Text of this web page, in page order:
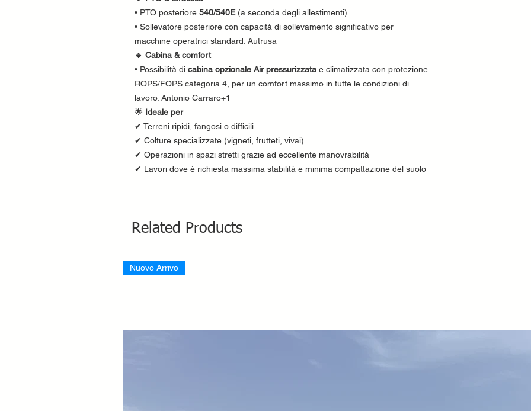
• PTO posteriore 540/540E(a seconda degli allestimenti).
• Sollevatore posteriore con capacità di sollevamento significativo per
macchine operatrici standard. Autrusa
🔹 Cabina & comfort
• Possibilità di cabina opzionale Air pressurizzata e climatizzata con protezione
ROPS/FOPS categoria 4, per un comfort massimo in tutte le condizioni di
lavoro. Antonio Carraro+1
🌟 Ideale per
✔ Terreni ripidi, fangosi o difficili
✔ Colture specializzate (vigneti, frutteti, vivai)
✔ Operazioni in spazi stretti grazie ad eccellente manovrabilità
✔ Lavori dove è richiesta massima stabilità e minima compattazione del suolo
Related Products
Nuovo Arrivo